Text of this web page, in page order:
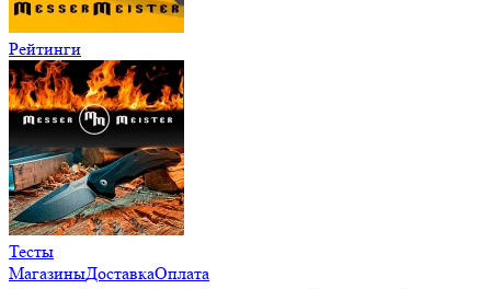
Рейтинги
Тесты
МагазиныДоставкаОплата